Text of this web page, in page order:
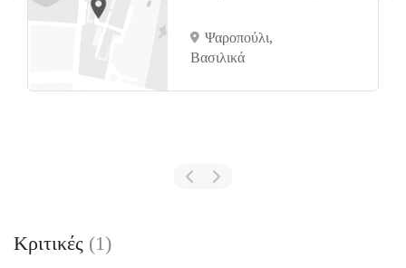
Ψαροπούλι,
Bασιλικά
Κριτικές (1)